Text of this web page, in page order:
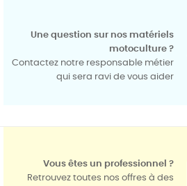
Une question sur nos matériels
motoculture ?
Contactez notre responsable métier
qui sera ravi de vous aider
Vous êtes un professionnel ?
Retrouvez toutes nos offres à des